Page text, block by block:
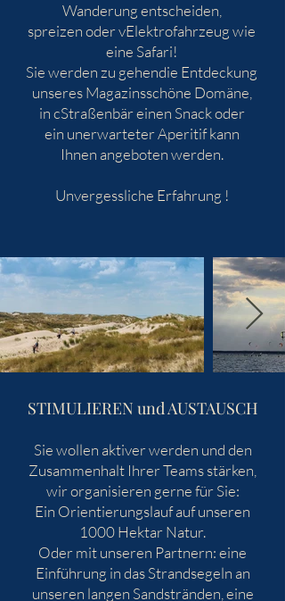
Wanderung entscheiden,
spreizen oder vElektrofahrzeug wie
eine Safari!
Sie werden zu gehendie Entdeckung
unseres Magazinsschöne Domäne,
in cStraßenbär einen Snack oder
ein unerwarteter Aperitif kann
Ihnen angeboten werden.
Unvergessliche Erfahrung !
STIMULIEREN und AUSTAUSCH
Sie wollen aktiver werden und den
Zusammenhalt Ihrer Teams stärken,
wir organisieren gerne für Sie:
Ein Orientierungslauf auf unseren
1000 Hektar Natur.
Oder mit unseren Partnern: eine
Einführung in das Strandsegeln an
unseren langen Sandstränden, eine